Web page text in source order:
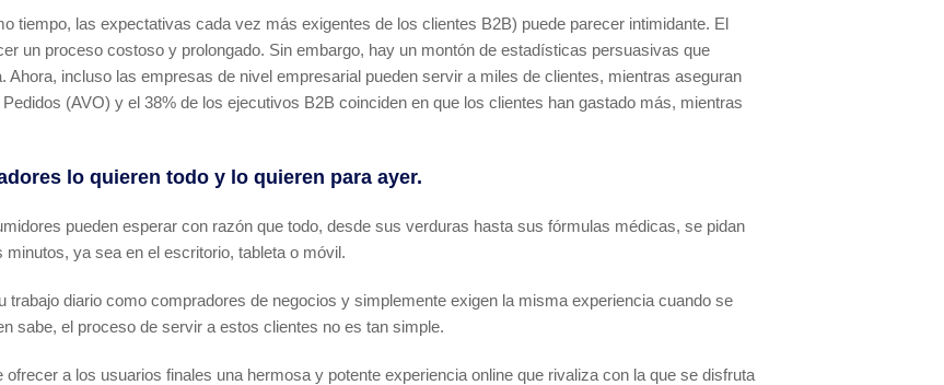
tiempo, las expectativas cada vez más exigentes de los clientes B2B) puede parecer intimidante. El
un proceso costoso y prolongado. Sin embargo, hay un montón de estadísticas persuasivas que
incluso las empresas de nivel empresarial pueden servir a miles de clientes, mientras aseguran
(AVO) y el 38% de los ejecutivos B2B coinciden en que los clientes han gastado más, mientras
lo quieren todo y lo quieren para ayer.
pueden esperar con razón que todo, desde sus verduras hasta sus fórmulas médicas, se pidan
ya sea en el escritorio, tableta o móvil.
diario como compradores de negocios y simplemente exigen la misma experiencia cuando se
sabe, el proceso de servir a estos clientes no es tan simple.
a los usuarios finales una hermosa y potente experiencia online que rivaliza con la que se disfruta